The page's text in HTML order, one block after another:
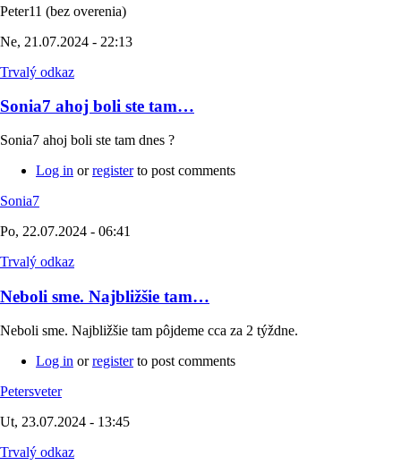
Peter11 (bez overenia)
Ne, 21.07.2024 - 22:13
Trvalý odkaz
Sonia7 ahoj boli ste tam…
Sonia7 ahoj boli ste tam dnes ?
Log in orregisterto post comments
Sonia7
Po, 22.07.2024 - 06:41
Trvalý odkaz
Neboli sme. Najbližšie tam…
Neboli sme. Najbližšie tam pôjdeme cca za 2 týždne.
Log in orregisterto post comments
Petersveter
Ut, 23.07.2024 - 13:45
Trvalý odkaz